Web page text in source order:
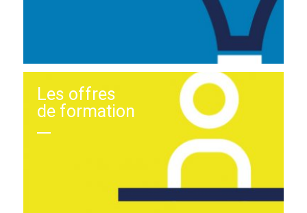
Les offres
de formation